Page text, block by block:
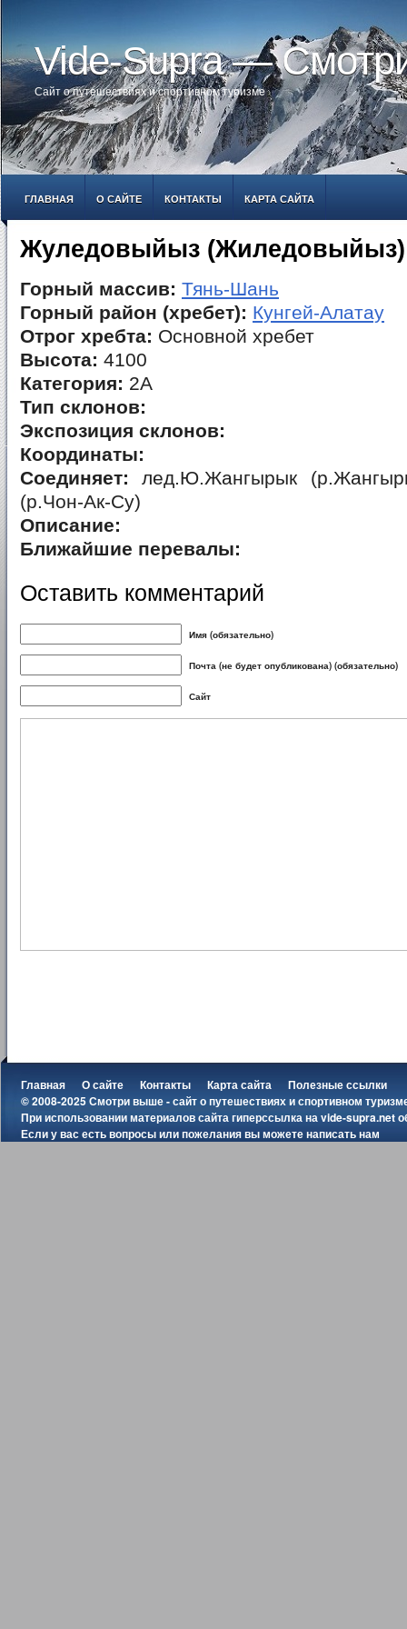
Vide-Supra —
Сайт о путешествиях и спортивном туризме
ГЛАВНАЯ О САЙТЕ КОНТАКТЫ КАРТА САЙТА
Жуледовыйыз (Жиледовыйыз)
Горный массив: Тянь-Шань
Горный район (хребет): Кунгей-Алатау
Отрог хребта: Основной хребет
Высота: 4100
Категория: 2А
Тип склонов:
Экспозиция склонов:
Координаты:
Соединяет: лед.Ю.Жангырык
(р.Чон-Ак-Су)
Описание:
Ближайшие перевалы:
Оставить комментарий
Имя (обязательно)
Почта (не будет опубликована) (обязательно)
Сайт
Главная О сайте Контакты Карта сайта
Полезные ссылки
© 2008-2025 Смотри выше - сайт о путешествиях и спортивном
При использовании материалов сайта гиперссылка наvide-supra.net
Если у вас есть вопросы или пожелания вы можетенаписать нам